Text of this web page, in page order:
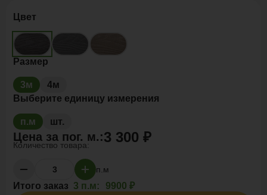
Цвет
Размер
3м
4м
Выберите единицу измерения
п.м шт.
Цена за пог. м.:3 300 ₽
Количество товара:
п.м
Итого заказ 3 п.м: 9900 ₽